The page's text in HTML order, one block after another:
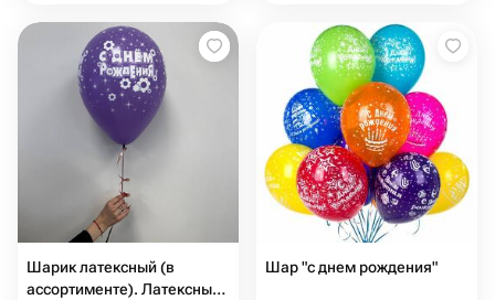
Шарик латексный (в
ассортименте). Латексный
Шар "с днем рождения"